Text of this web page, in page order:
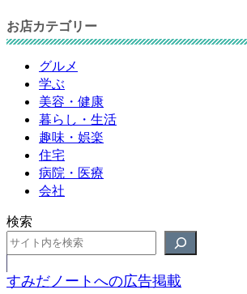
お店カテゴリー
グルメ
学ぶ
美容・健康
暮らし・生活
趣味・娯楽
住宅
病院・医療
会社
検索
すみだノートへの広告掲載